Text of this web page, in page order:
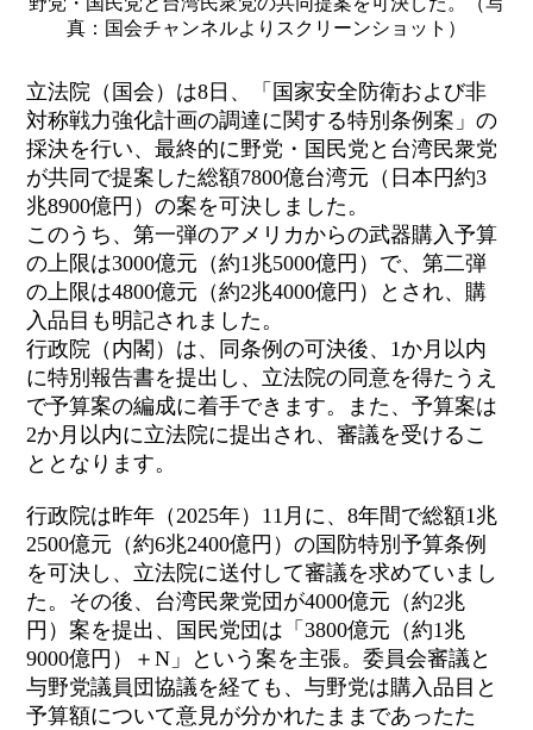
真：国会チャンネルよりスクリーンショット）
立法院（国会）は8日、「国家安全防衛および非
対称戦力強化計画の調達に関する特別条例案」の
採決を行い、最終的に野党・国民党と台湾民衆党
が共同で提案した総額7800億台湾元（日本円約3
兆8900億円）の案を可決しました。
このうち、第一弾のアメリカからの武器購入予算
の上限は3000億元（約1兆5000億円）で、第二弾
の上限は4800億元（約2兆4000億円）とされ、購
入品目も明記されました。
行政院（内閣）は、同条例の可決後、1か月以内
に特別報告書を提出し、立法院の同意を得たうえ
で予算案の編成に着手できます。また、予算案は
2か月以内に立法院に提出され、審議を受けるこ
ととなります。
行政院は昨年（2025年）11月に、8年間で総額1兆
2500億元（約6兆2400億円）の国防特別予算条例
を可決し、立法院に送付して審議を求めていまし
た。その後、台湾民衆党団が4000億元（約2兆
円）案を提出、国民党団は「3800億元（約1兆
9000億円）＋N」という案を主張。委員会審議と
与野党議員団協議を経ても、与野党は購入品目と
予算額について意見が分かれたままであったた